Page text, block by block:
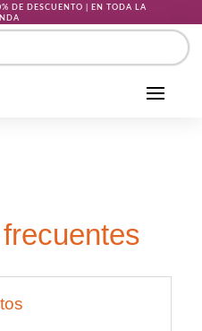
DE DESCUENTO | EN TODA LA